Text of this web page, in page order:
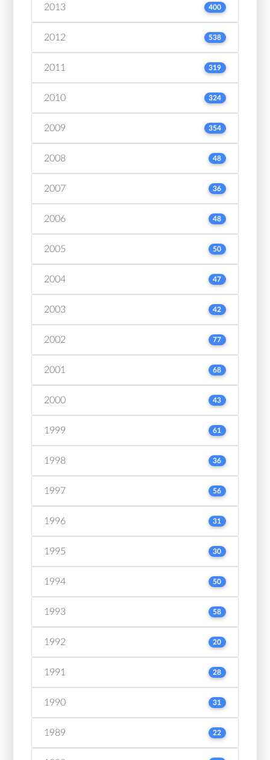
2013 400
2012 538
2011 319
2010 324
2009 354
2008 48
2007 36
2006 48
2005 50
2004 47
2003 42
2002 77
2001 68
2000 43
1999 61
1998 36
1997 56
1996 31
1995 30
1994 50
1993 58
1992 20
1991 28
1990 31
1989 22